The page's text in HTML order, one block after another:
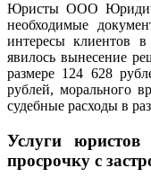
Юристы ООО
необходимые
интересы клиентов в
явилось вынесение
размере 124 628
рублей, морального
судебные расходы в
Услуги
просрочку с